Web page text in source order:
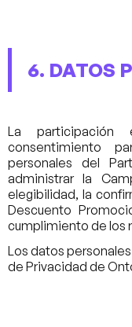
6. DATOS
La
consentimiento
personales del
administrar la
elegibilidad, la
Descuento
cumplimiento de los
Los datos
de Privacidad de